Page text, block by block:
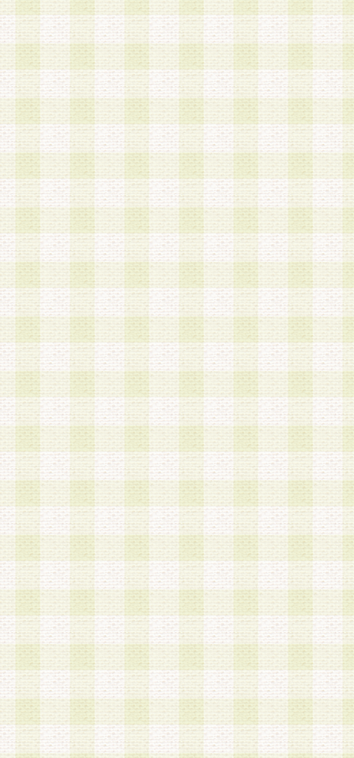
a.既に登録されている会員と同一のメールアドレ
録する場合
b.本サービスと同様のサービスを提供している企
業に従事していると思われる本人またはその家族
場合
c.その他当社が不適切と判断する場合
2.当社は、会員登録希望者を会員として承認する
した 場合、会員登録希望者による会員登録手続
による承認後の場合であっても、会員登録の取り
の抹消を、当社が適切と判 断する方法・手段に
とができるものとします。
3.会員登録希望者が18歳未満、成年被後見人、被
人 である場合は、親権者などの法定代理人の同
録を行うものとします。なお、義務教育学齢に該
者については、登録時に 当社が別途定める方法
権者による承認手続きを行うものとします。
第3条 会員の登録方法
1.会員登録手続きは、会員登録希望者本人が行う
る登録は一切認められないものとします。
2.会員登録希望者は、本規約に同意の後、当社指
画 面」において、当社が指定する必要事項を入
を行うものとします。当社は、会員登録を承認し
会員として本サービスを 受けるためのログイン
を付与します。
3.会員は、会員登録の際に申告する登録情報の全
いかなる虚偽の申告をも行ってはならないものと
4.会員は、複数のログインＩＤおよびパスワード
いものとします。
第4条 ログインIDおよびパスワードの管理
1.会員は、会員登録後、本サイト内にて本サービ
加する際には、前条に基づき当社から付与された
スワードを使用するものとします。